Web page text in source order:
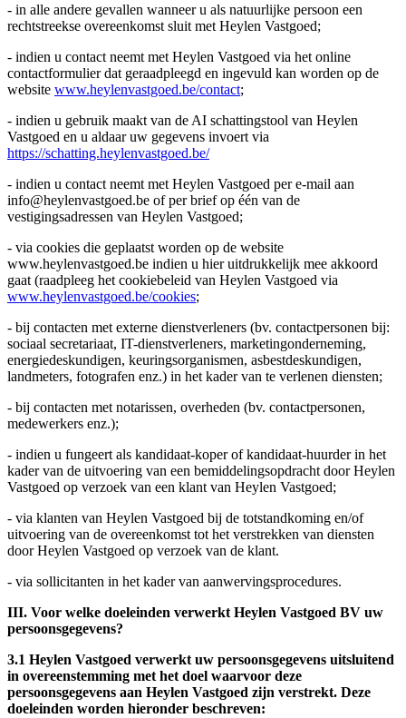
- in alle andere gevallen wanneer u als natuurlijke persoon een
rechtstreekse overeenkomst sluit met Heylen Vastgoed;
- indien u contact neemt met Heylen Vastgoed via het online
contactformulier dat geraadpleegd en ingevuld kan worden op de
website www.heylenvastgoed.be/contact;
- indien u gebruik maakt van de AI schattingstool van Heylen
Vastgoed en u aldaar uw gegevens invoert via
https://schatting.heylenvastgoed.be/
- indien u contact neemt met Heylen Vastgoed per e-mail aan
info@heylenvastgoed.be of per brief op één van de
vestigingsadressen van Heylen Vastgoed;
- via cookies die geplaatst worden op de website
www.heylenvastgoed.be indien u hier uitdrukkelijk mee akkoord
gaat (raadpleeg het cookiebeleid van Heylen Vastgoed via
www.heylenvastgoed.be/cookies;
- bij contacten met externe dienstverleners (bv. contactpersonen bij:
sociaal secretariaat, IT-dienstverleners, marketingonderneming,
energiedeskundigen, keuringsorganismen, asbestdeskundigen,
landmeters, fotografen enz.) in het kader van te verlenen diensten;
- bij contacten met notarissen, overheden (bv. contactpersonen,
medewerkers enz.);
- indien u fungeert als kandidaat-koper of kandidaat-huurder in het
kader van de uitvoering van een bemiddelingsopdracht door Heylen
Vastgoed op verzoek van een klant van Heylen Vastgoed;
- via klanten van Heylen Vastgoed bij de totstandkoming en/of
uitvoering van de overeenkomst tot het verstrekken van diensten
door Heylen Vastgoed op verzoek van de klant.
- via sollicitanten in het kader van aanwervingsprocedures.
III. Voor welke doeleinden verwerkt Heylen Vastgoed BV uw
persoonsgegevens?
3.1 Heylen Vastgoed verwerkt uw persoonsgegevens uitsluitend
in overeenstemming met het doel waarvoor deze
persoonsgegevens aan Heylen Vastgoed zijn verstrekt. Deze
doeleinden worden hieronder beschreven: